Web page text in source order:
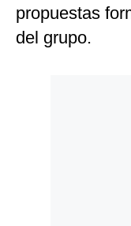
propuestas
del grupo.